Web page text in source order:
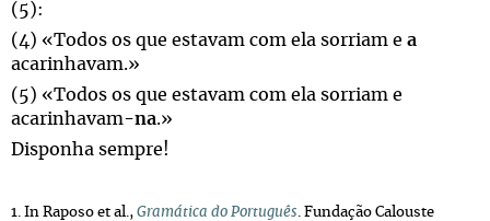
(5):
(4) «Todos os que estavam com ela sorriam e a
acarinhavam.»
(5) «Todos os que estavam com ela sorriam e
acarinhavam-na.»
Disponha sempre!
1. In Raposo et al., Gramática do Português. Fundação Calouste